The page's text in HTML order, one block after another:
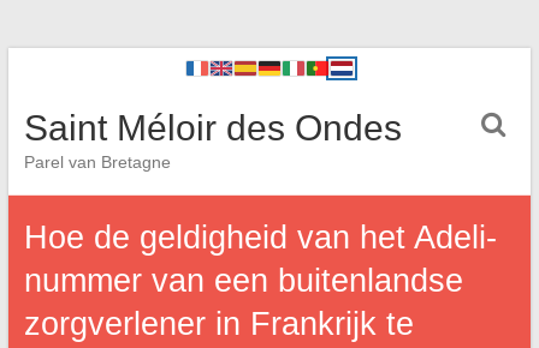
Saint Méloir des Ondes
Parel van Bretagne
Hoe de geldigheid van het Adeli-
nummer van een buitenlandse
zorgverlener in Frankrijk te